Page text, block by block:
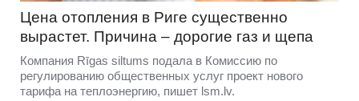
Цена отопления в Риге существенно
вырастет. Причина – дорогие газ и щепа
Компания Rīgas siltums подала в Комиссию по
регулированию общественных услуг проект нового
тарифа на теплоэнергию, пишет lsm.lv.